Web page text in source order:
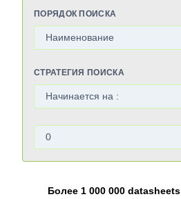
ПОРЯДОК ПОИСКА
СТРАТЕГИЯ ПОИСКА
Более 1 000 000 datasheets